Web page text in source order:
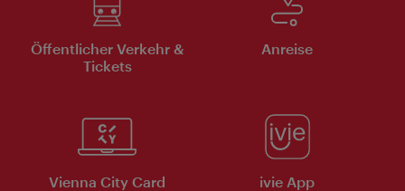
Öffentlicher Verkehr &
Tickets
Anreise
Vienna City Card ivie App